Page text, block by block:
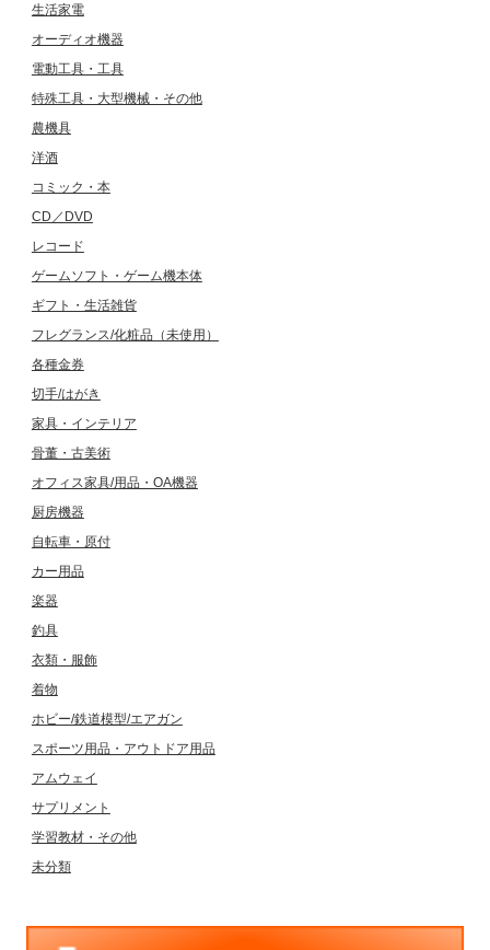
生活家電
オーディオ機器
電動工具・工具
特殊工具・大型機械・その他
農機具
洋酒
コミック・本
CD／DVD
レコード
ゲームソフト・ゲーム機本体
ギフト・生活雑貨
フレグランス/化粧品（未使用）
各種金券
切手/はがき
家具・インテリア
骨董・古美術
オフィス家具/用品・OA機器
厨房機器
自転車・原付
カー用品
楽器
釣具
衣類・服飾
着物
ホビー/鉄道模型/エアガン
スポーツ用品・アウトドア用品
アムウェイ
サプリメント
学習教材・その他
未分類